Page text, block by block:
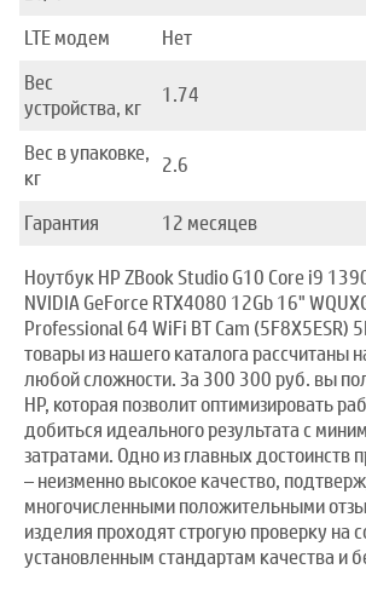
LTE модем
Нет
Вес
устройства, кг
1.74
Вес в упаковке,
кг
2.6
Гарантия 12 месяцев
Ноутбук HP ZBook Studio G10 Core i9
NVIDIA GeForce RTX4080 12Gb 16"
Professional 64 WiFi BT Cam (5F8X5ESR)
товары из нашего каталога рассчитаны
любой сложности. За 300 300 руб. вы
HP, которая позволит оптимизировать
добиться идеального результата с
затратами. Одно из главных достоинств
– неизменно высокое качество,
многочисленными положительными
изделия проходят строгую проверку на
установленным стандартам качества и